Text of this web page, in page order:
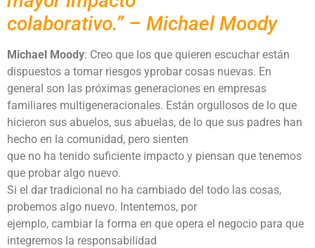
colaborativo.” – Michael Moody
Michael Moody: Creo que los que quieren escuchar están
dispuestos a tomar riesgos yprobar cosas nuevas. En
general son las próximas generaciones en empresas
familiares multigeneracionales. Están orgullosos de lo que
hicieron sus abuelos, sus abuelas, de lo que sus padres han
hecho en la comunidad, pero sienten
que no ha tenido suficiente impacto y piensan que tenemos
que probar algo nuevo.
Si el dar tradicional no ha cambiado del todo las cosas,
probemos algo nuevo. Intentemos, por
ejemplo, cambiar la forma en que opera el negocio para que
integremos la responsabilidad